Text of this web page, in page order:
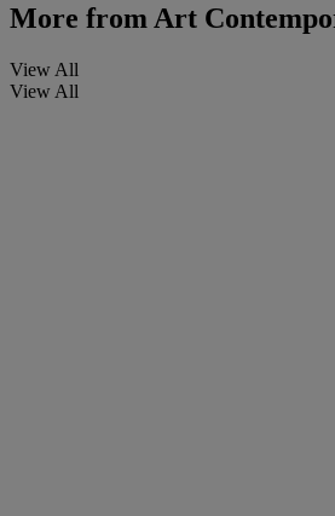
More from Art
View All
View All